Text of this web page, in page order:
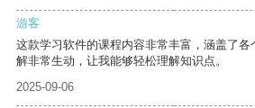
游客
这款学习软件的课程内容非常丰富，涵盖了
解非常生动，让我能够轻松理解知识点。
2025-09-06